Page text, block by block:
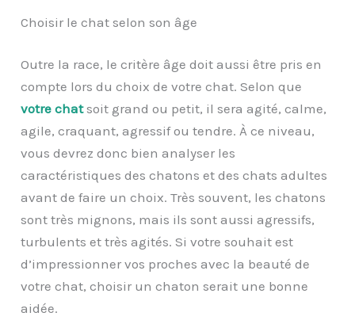
Choisir le chat selon son âge
Outre la race, le critère âge doit aussi être pris en
compte lors du choix de votre chat. Selon que
votre chatsoit grand ou petit, il sera agité, calme,
agile, craquant, agressif ou tendre. À ce niveau,
vous devrez donc bien analyser les
caractéristiques des chatons et des chats adultes
avant de faire un choix. Très souvent, les chatons
sont très mignons, mais ils sont aussi agressifs,
turbulents et très agités. Si votre souhait est
d’impressionner vos proches avec la beauté de
votre chat, choisir un chaton serait une bonne
aidée.